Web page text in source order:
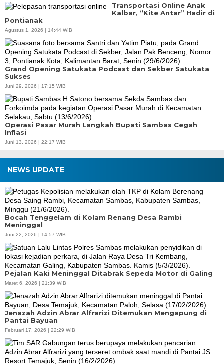
Transportasi Online Anak
Kalbar, “Kite Antar” Hadir di
Pontianak
Agustus 1, 2026 | 14:44 WIB
Grand Opening Satukata Podcast dan Sekber Satukata
Sukses
Juni 29, 2026 | 17:15 WIB
Operasi Pasar Murah Langkah Bupati Sambas Cegah
Inflasi
Juni 13, 2026 | 22:17 WIB
NEWS UPDATE
Bocah Tenggelam di Kolam Renang Desa Rambi
Meninggal
Juni 22, 2026 | 14:57 WIB
Pejalan Kaki Meninggal Ditabrak Sepeda Motor di Galing
Maret 6, 2026 | 21:39 WIB
Jenazah Adzin Abrar Alfrarizi Ditemukan Mengapung di
Pantai Bayuan
Februari 17, 2026 | 22:29 WIB